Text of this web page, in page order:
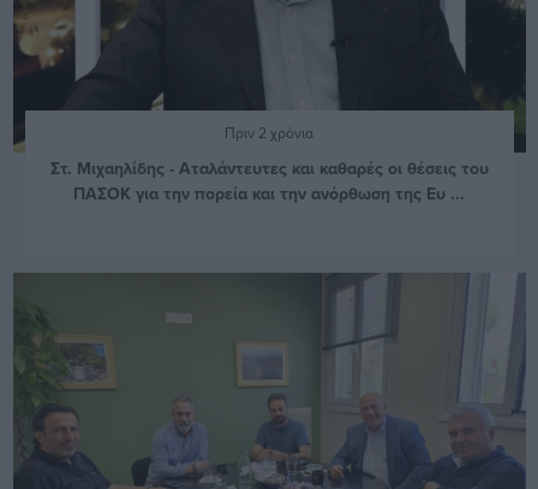
Πριν 2 χρόνια
Στ. Μιχαηλίδης - Αταλάντευτες και καθαρές οι θέσεις του
ΠΑΣΟΚ για την πορεία και την ανόρθωση της Ευ ...